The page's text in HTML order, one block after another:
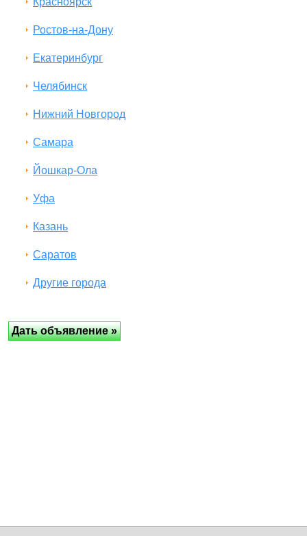
Ростов-на-Дону
Екатеринбург
Челябинск
Нижний Новгород
Самара
Йошкар-Ола
Уфа
Казань
Саратов
Другие города